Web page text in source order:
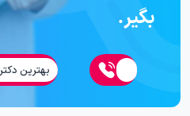
بگیر.
بهترین